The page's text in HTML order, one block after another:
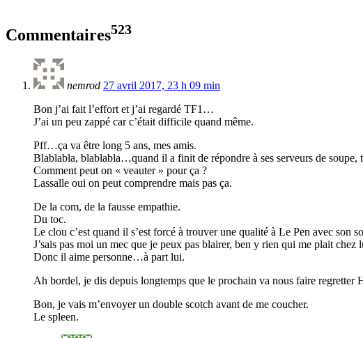
Commentaires523
nemrod 27 avril 2017, 23 h 09 min
Bon j’ai fait l’effort et j’ai regardé TF1…
J’ai un peu zappé car c’était difficile quand même.
Pff…ça va être long 5 ans, mes amis.
Blablabla, blablabla…quand il a finit de répondre à ses serveurs de soupe,
Comment peut on « veauter » pour ça ?
Lassalle oui on peut comprendre mais pas ça.
De la com, de la fausse empathie.
Du toc.
Le clou c’est quand il s’est forcé à trouver une qualité à Le Pen avec son
J’sais pas moi un mec que je peux pas blairer, ben y rien qui me plait
Donc il aime personne…à part lui.
Ah bordel, je dis depuis longtemps que le prochain va nous faire
Bon, je vais m’envoyer un double scotch avant de me coucher.
Le spleen.